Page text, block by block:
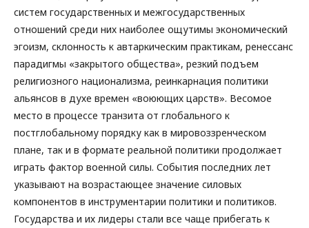
систем государственных и межгосударственных
отношений среди них наиболее ощутимы экономический
эгоизм, склонность к автаркическим практикам, ренессанс
парадигмы «закрытого общества», резкий подъем
религиозного национализма, реинкарнация политики
альянсов в духе времен «воюющих царств». Весомое
место в процессе транзита от глобального к
постглобальному порядку как в мировоззренческом
плане, так и в формате реальной политики продолжает
играть фактор военной силы. События последних лет
указывают на возрастающее значение силовых
компонентов в инструментарии политики и политиков.
Государства и их лидеры стали все чаще прибегать к